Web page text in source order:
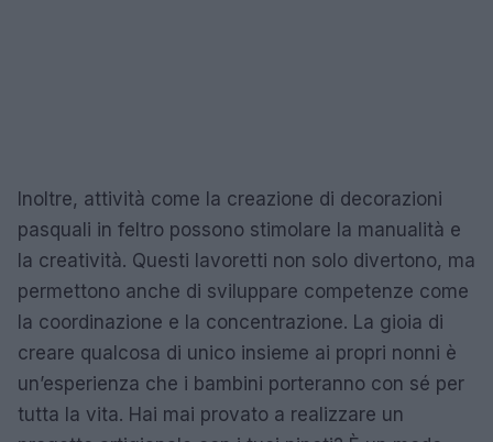
Inoltre, attività come la creazione di decorazioni
pasquali in feltro possono stimolare la manualità e
la creatività. Questi lavoretti non solo divertono, ma
permettono anche di sviluppare competenze come
la coordinazione e la concentrazione. La gioia di
creare qualcosa di unico insieme ai propri nonni è
un’esperienza che i bambini porteranno con sé per
tutta la vita. Hai mai provato a realizzare un